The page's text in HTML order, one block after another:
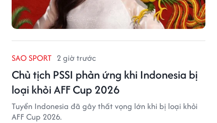
SAO SPORT 2 giờ trước
Chủ tịch PSSI phản ứng khi Indonesia bị
loại khỏi AFF Cup 2026
Tuyển Indonesia đã gây thất vọng lớn khi bị loại khỏi
AFF Cup 2026.